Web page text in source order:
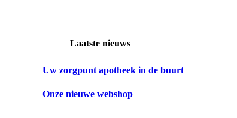
Laatste nieuws
Uw zorgpunt apotheek in de buurt
Onze nieuwe webshop